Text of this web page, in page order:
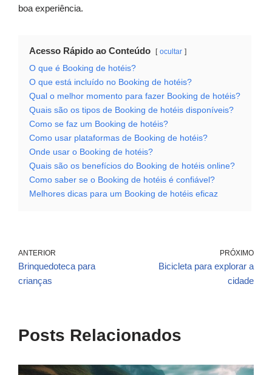
boa experiência.
Acesso Rápido ao Conteúdo ocultar
O que é Booking de hotéis?
O que está incluído no Booking de hotéis?
Qual o melhor momento para fazer Booking de hotéis?
Quais são os tipos de Booking de hotéis disponíveis?
Como se faz um Booking de hotéis?
Como usar plataformas de Booking de hotéis?
Onde usar o Booking de hotéis?
Quais são os benefícios do Booking de hotéis online?
Como saber se o Booking de hotéis é confiável?
Melhores dicas para um Booking de hotéis eficaz
ANTERIOR
Brinquedoteca para
crianças
PRÓXIMO
Bicicleta para explorar a
cidade
Posts Relacionados